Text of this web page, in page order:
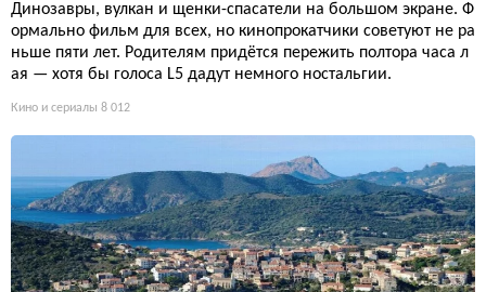
Динозавры, вулкан и щенки-спасатели на большом экране. Ф
ормально фильм для всех, но кинопрокатчики советуют не ра
ньше пяти лет. Родителям придётся пережить полтора часа л
ая — хотя бы голоса L5 дадут немного ностальгии.
Кино и сериалы 8 012